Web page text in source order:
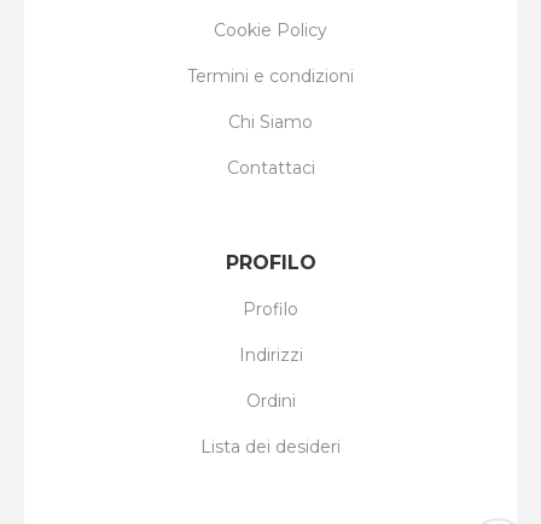
Cookie Policy
Termini e condizioni
Chi Siamo
Contattaci
PROFILO
Profilo
Indirizzi
Ordini
Lista dei desideri